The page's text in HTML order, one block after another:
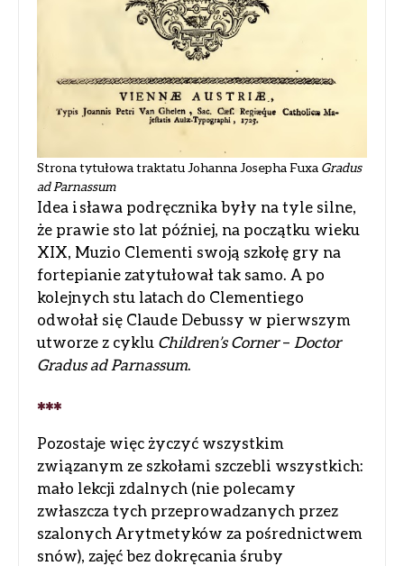
Strona tytułowa traktatu Johanna Josepha Fuxa Gradus
ad Parnassum
Idea i sława podręcznika były na tyle silne,
że prawie sto lat później, na początku wieku
XIX, Muzio Clementi swoją szkołę gry na
fortepianie zatytułował tak samo. A po
kolejnych stu latach do Clementiego
odwołał się Claude Debussy w pierwszym
utworze z cyklu Children’s Corner– Doctor
Gradus ad Parnassum.
***
Pozostaje więc życzyć wszystkim
związanym ze szkołami szczebli wszystkich:
mało lekcji zdalnych (nie polecamy
zwłaszcza tych przeprowadzanych przez
szalonych Arytmetyków za pośrednictwem
snów), zajęć bez dokręcania śruby